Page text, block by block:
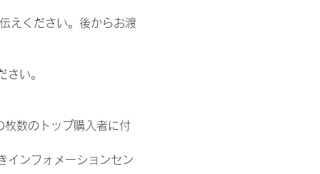
えください。後からお渡
い。
数のトップ購入者に付
インフォメーションセン